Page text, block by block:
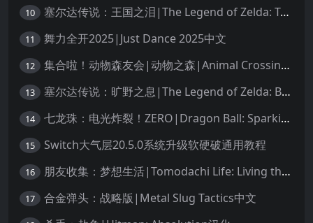
10 塞尔达传说：王国之泪|The Legend of Zelda: Tears of the Kingdom中文
11 舞力全开2025|Just Dance 2025中文
12 集合啦！动物森友会|动物之森|Animal Crossing: New Horizons中文
13 塞尔达传说：旷野之息|The Legend of Zelda: Breath of the Wild中文
14 七龙珠：电光炸裂！ZERO|Dragon Ball: Sparking! Zero中文
15 Switch大气层20.5.0系统升级软硬破通用教程
16 朋友收集：梦想生活|Tomodachi Life: Living the Dream中文
17 合金弹头：战略版|Metal Slug Tactics中文